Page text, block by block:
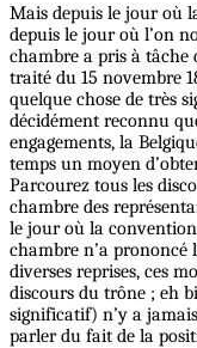
Mais depuis le jour où
depuis le jour où l’on
chambre a pris à tâche
traité du 15 novembre
quelque chose de très
décidément reconnu
engagements, la
temps un moyen
Parcourez tous les
chambre des
le jour où la
chambre n’a prononcé
diverses reprises, ces
discours du trône ; eh
significatif) n’y a
parler du fait de la